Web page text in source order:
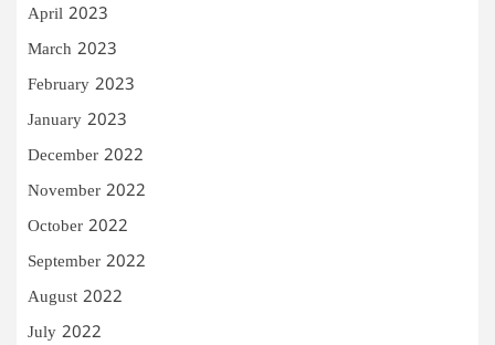
April 2023
March 2023
February 2023
January 2023
December 2022
November 2022
October 2022
September 2022
August 2022
July 2022